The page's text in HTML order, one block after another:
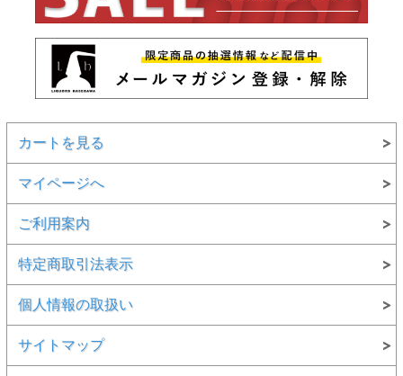
カートを見る
マイページへ
ご利用案内
特定商取引法表示
個人情報の取扱い
サイトマップ